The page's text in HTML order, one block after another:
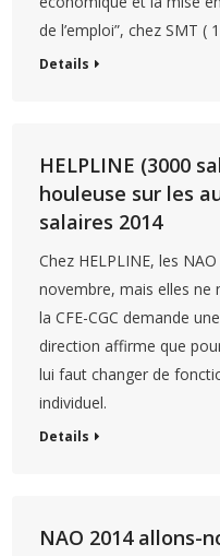
de l’emploi”, chez SMT (
Details
HELPLINE (3000
houleuse sur les
salaires 2014
Chez HELPLINE, les
novembre, mais elles ne
la CFE-CGC demande
direction affirme que
lui faut changer de
individuel.
Details
NAO 2014 allons-